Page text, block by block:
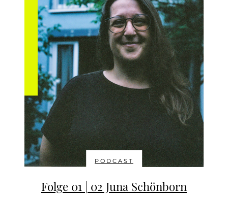
PODCAST
Folge 01 | 02 Juna Schönborn